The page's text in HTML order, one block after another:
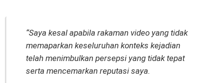
“Saya kesal apabila rakaman video yang tidak
memaparkan keseluruhan konteks kejadian
telah menimbulkan persepsi yang tidak tepat
serta mencemarkan reputasi saya.